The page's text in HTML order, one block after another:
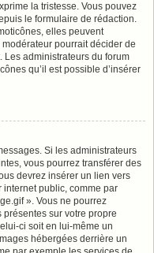
la tristesse. Vous pouvez
le formulaire de rédaction.
elles peuvent
pourrait décider de
Les administrateurs du forum
qu’il est possible d’insérer
Si les administrateurs
vous pourrez transférer des
devrez insérer un lien vers
public, comme par
». Vous ne pourrez
sur votre propre
ci soit en lui-même un
hébergées derrière un